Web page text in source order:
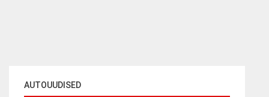
AUTOUUDISED